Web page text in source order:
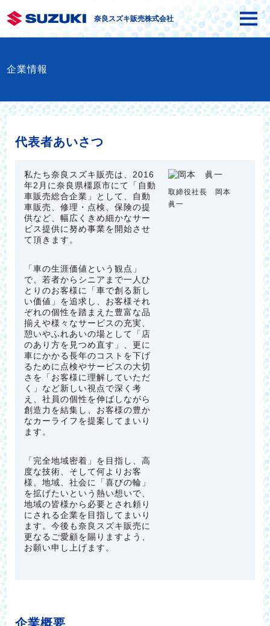
奈良スズキ販売株式会社
企業情報
代表者あいさつ
私たち奈良スズキ販売は、2016
年2月に奈良県橿原市にて「自動
車販売総合企業」として、自動
車販売、修理・点検、保険の提
供など、幅広くきめ細かなサー
ビス提供に努め事業を開始させ
て頂きます。
「車の生涯価値という観点」
で、若者からシニアまで一人ひ
とりのお客様に「車で創る新し
い価値」を追求し、お客様それ
ぞれの個性を踏まえた豊富な品
揃えや様々なサービスの充実、
憩いやふれあいの場として「店
のあり方を見つめ直す」、更に
車にかかる長年のコストを下げ
るために点検やサービスの大切
さを「お客様に理解していただ
く」など新しい視点で深く考
え、社員の個性を伸ばしながら
創造力を結集し、お客様の豊か
なカーライフを提案してまいり
ます。
「完全地域密着」を目指し、高
度な技術、そして何よりお客
様、地域、社会に「喜びの輪」
を拡げたいという熱い想いで、
地域の皆様から必要とされ頼り
にされる企業を目指してまいり
ます。今後も奈良スズキ販売に
更なるご愛顧を賜りますよう、
お願い申し上げます。
取締役社長 岡本
眞一
企業概要